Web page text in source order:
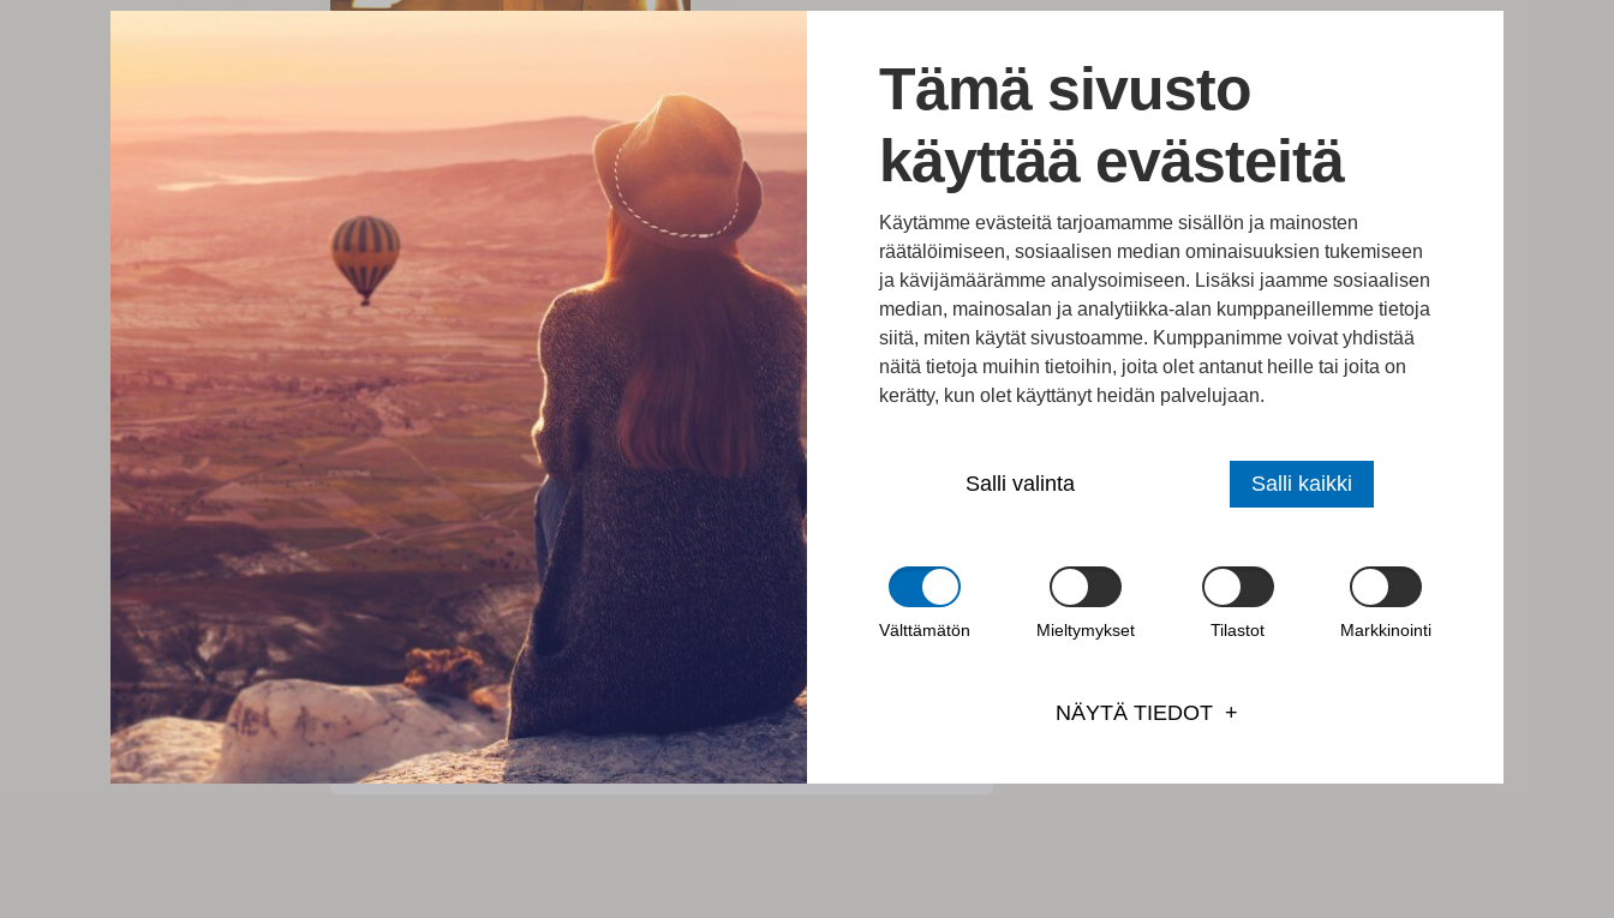
Tämä sivusto
käyttää evästeitä
Käytämme evästeitä tarjoamamme sisällön ja mainosten
räätälöimiseen, sosiaalisen median ominaisuuksien tukemiseen
ja kävijämäärämme analysoimiseen. Lisäksi jaamme sosiaalisen
median, mainosalan ja analytiikka-alan kumppaneillemme tietoja
siitä, miten käytät sivustoamme. Kumppanimme voivat yhdistää
näitä tietoja muihin tietoihin, joita olet antanut heille tai joita on
kerätty, kun olet käyttänyt heidän palvelujaan.
Salli valinta Salli kaikki
Välttämätön Mieltymykset Tilastot Markkinointi
NÄYTÄ TIEDOT
ERIKA HEISKANEN